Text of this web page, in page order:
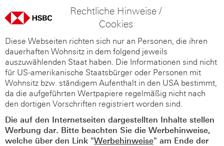
Rechtliche Hinweise /
Cookies
Diese Webseiten richten sich nur an Personen, die ihren
dauerhaften Wohnsitz in dem folgend jeweils
auszuwählenden Staat haben. Die Informationen sind nicht
für US-amerikanische Staatsbürger oder Personen mit
Wohnsitz bzw. ständigem Aufenthalt in den USA bestimmt,
da die aufgeführten Wertpapiere regelmäßig nicht nach
den dortigen Vorschriften registriert worden sind.
Die auf den Internetseiten dargestellten Inhalte stellen
Werbung dar. Bitte beachten Sie die Werbehinweise,
welche über den Link "Werbehinweise" am Ende der